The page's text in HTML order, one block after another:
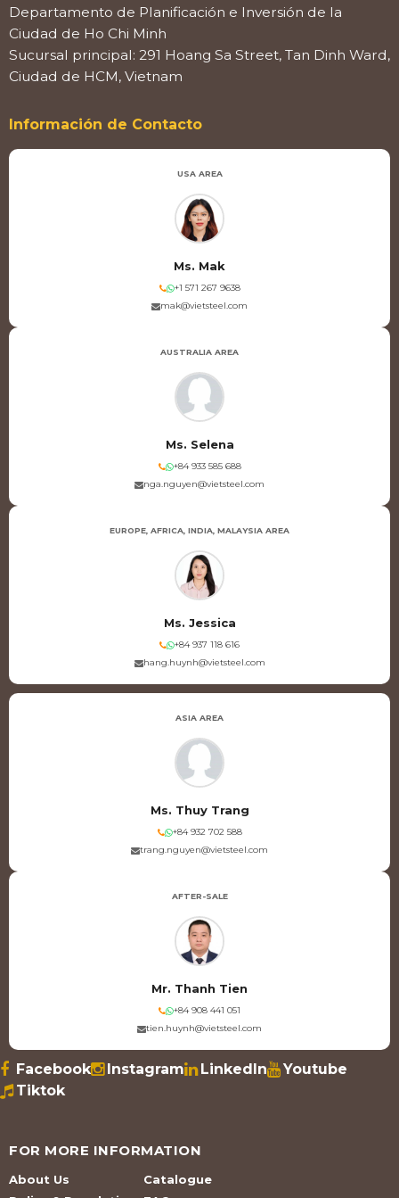
Departamento de Planificación e Inversión de la
Ciudad de Ho Chi Minh
Sucursal principal: 291 Hoang Sa Street, Tan Dinh Ward,
Ciudad de HCM, Vietnam
Información de Contacto
USA AREA
Ms. Mak
+1 571 267 9638
mak@vietsteel.com
AUSTRALIA AREA
Ms. Selena
+84 933 585 688
nga.nguyen@vietsteel.com
EUROPE, AFRICA, INDIA, MALAYSIA AREA
Ms. Jessica
+84 937 118 616
hang.huynh@vietsteel.com
ASIA AREA
Ms. Thuy Trang
+84 932 702 588
trang.nguyen@vietsteel.com
AFTER-SALE
Mr. Thanh Tien
+84 908 441 051
tien.huynh@vietsteel.com
Facebook Instagram LinkedIn
Youtube
Tiktok
FOR MORE INFORMATION
About Us
Catalogue